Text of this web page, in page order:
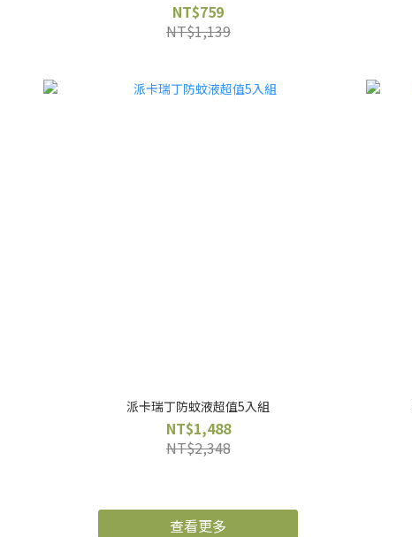
NT$759
NT$1,139
派卡瑞丁防蚊液超值5入組
NT$1,488
NT$2,348
查看更多